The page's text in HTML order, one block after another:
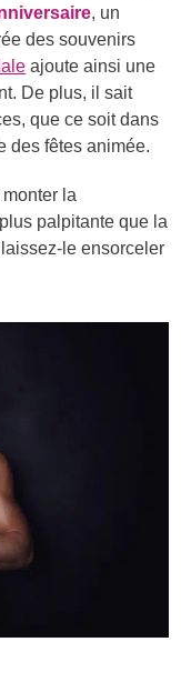
, un
des souvenirs
ajoute ainsi une
De plus, il sait
que ce soit dans
des fêtes animée.
la
palpitante que la
le ensorceler